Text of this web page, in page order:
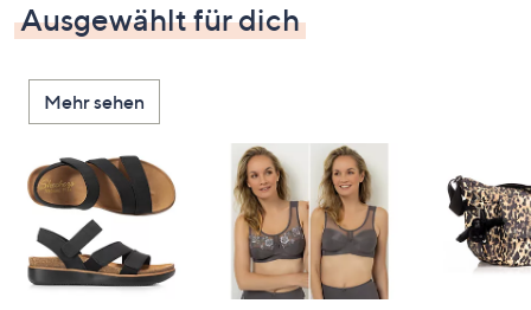
oben
und
nach
unten
oder
wischen
Sie
Touch-
Geräten
Ausgewählt für dich
Mehr sehen